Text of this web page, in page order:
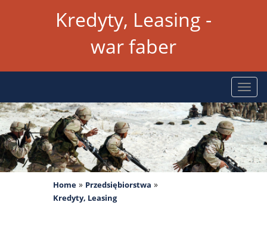
Kredyty, Leasing -
war faber
Home » Przedsiębiorstwa »
Kredyty, Leasing